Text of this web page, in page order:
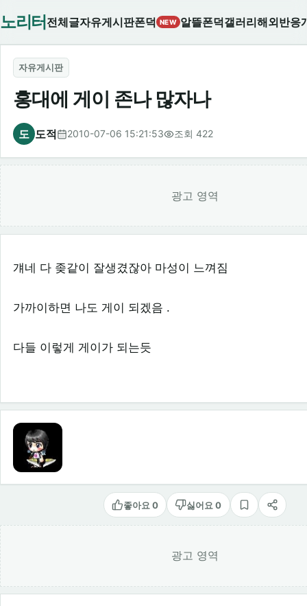
노리터 전체글자유게시판폰덕 NEW 알뜰폰덕갤러리해외반응
자유게시판
홍대에 게이 존나 많자나
도 도적 2010-07-06 15:21:53 조회 422
광고 영역
걔네 다 좆같이 잘생겼잖아 마성이 느껴짐
가까이하면 나도 게이 되겠음 .
다들 이렇게 게이가 되는듯
좋아요 0 싫어요 0
스크랩공유
광고 영역